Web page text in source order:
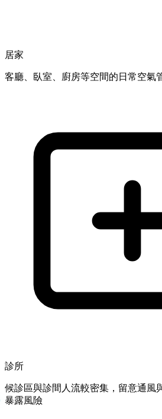
居家
客廳、臥室、廚房等空間的日常空氣
診所
候診區與診間人流較密集，留意通風
暴露風險